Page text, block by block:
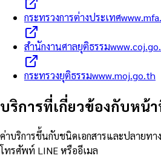
กระทรวงการต่างประเทศ
สำนักงานศาลยุติธรรม
กระทรวงยุติธรรมwww.moj.go.th
บริการที่เกี่ยวข้องกับหน้
ค่าบริการขึ้นกับชนิดเอกสารและปลายท
โทรศัพท์ LINE หรืออีเมล